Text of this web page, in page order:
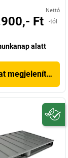
Nettó
Ft -tól
alatt
megjelenítése